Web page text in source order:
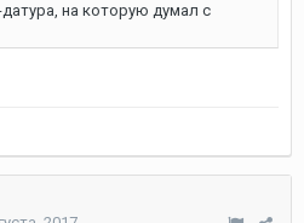
на которую думал с